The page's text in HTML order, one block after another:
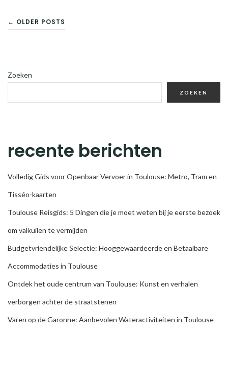
BERICHTENNAVIGATIE
← OLDER POSTS
Zoeken
ZOEKEN
recente berichten
Volledig Gids voor Openbaar Vervoer in Toulouse: Metro, Tram en
Tisséo-kaarten
Toulouse Reisgids: 5 Dingen die je moet weten bij je eerste bezoek
om valkuilen te vermijden
Budgetvriendelijke Selectie: Hooggewaardeerde en Betaalbare
Accommodaties in Toulouse
Ontdek het oude centrum van Toulouse: Kunst en verhalen
verborgen achter de straatstenen
Varen op de Garonne: Aanbevolen Wateractiviteiten in Toulouse